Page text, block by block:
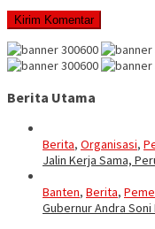
Berita Utama
Berita, Organisasi,
Jalin Kerja Sama,
Banten, Berita,
Gubernur Andra